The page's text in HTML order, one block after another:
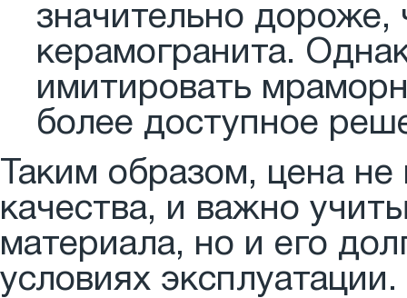
значительно
керамогранита.
имитировать
более доступное
Таким образом, цена
качества, и важно
материала, но и его
условиях эксплуатации.